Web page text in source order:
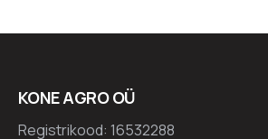
KONE AGRO OÜ
Registrikood: 16532288